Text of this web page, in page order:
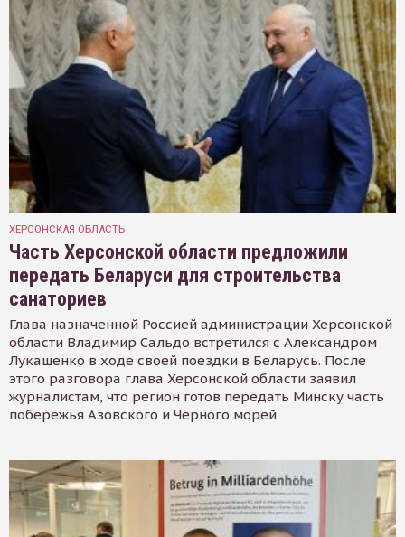
ХЕРСОНСКАЯ ОБЛАСТЬ
Часть Херсонской области предложили
передать Беларуси для строительства
санаториев
Глава назначенной Россией администрации Херсонской
области Владимир Сальдо встретился с Александром
Лукашенко в ходе своей поездки в Беларусь. После
этого разговора глава Херсонской области заявил
журналистам, что регион готов передать Минску часть
побережья Азовского и Черного морей